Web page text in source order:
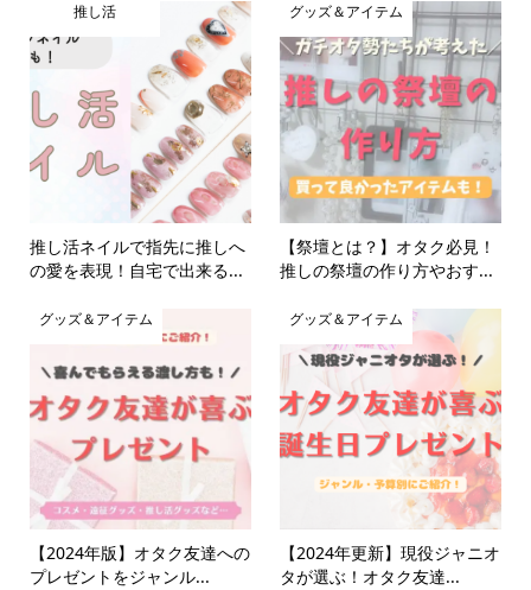
推し活
推し活ネイルで指先に推しへ
の愛を表現！自宅で出来る...
グッズ＆アイテム
【祭壇とは？】オタク必見！
推しの祭壇の作り方やおす...
グッズ＆アイテム
【2024年版】オタク友達への
プレゼントをジャンル...
グッズ＆アイテム
【2024年更新】現役ジャニオ
タが選ぶ！オタク友達...